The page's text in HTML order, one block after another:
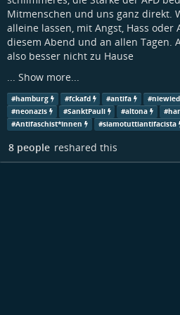
Mitmenschen und uns ganz direkt.
alleine lassen, mit Angst, Hass
diesem Abend und an allen Tagen.
also besser nicht zu Hause
... Show more...
#hamburg #fckafd #antifa #
#neonazis #SanktPauli #altona #
#Antifaschist*Innen #siamotuttiantifacista
8 people reshared this